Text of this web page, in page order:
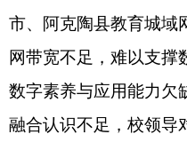
（三）强化党建引领，
工作重点任务〉〈中小学校